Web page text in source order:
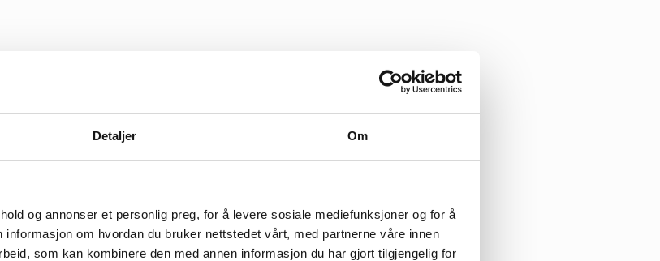
Detaljer Om
og annonser et personlig preg, for å levere sosiale mediefunksjoner og for å
om hvordan du bruker nettstedet vårt, med partnerne våre innen
som kan kombinere den med annen informasjon du har gjort tilgjengelig for
(2 år)